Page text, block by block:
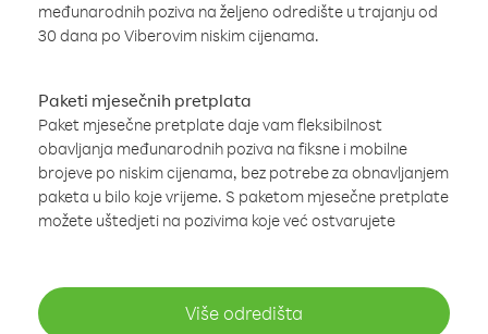
međunarodnih poziva na željeno odredište u trajanju od
30 dana po Viberovim niskim cijenama.
Paketi mjesečnih pretplata
Paket mjesečne pretplate daje vam fleksibilnost
obavljanja međunarodnih poziva na fiksne i mobilne
brojeve po niskim cijenama, bez potrebe za obnavljanjem
paketa u bilo koje vrijeme. S paketom mjesečne pretplate
možete uštedjeti na pozivima koje već ostvarujete
Više odredišta